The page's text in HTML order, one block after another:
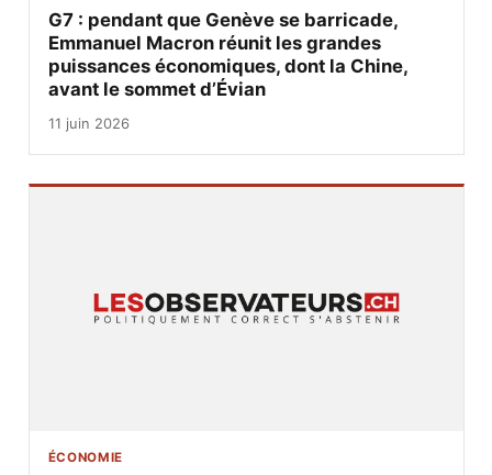
G7 : pendant que Genève se barricade,
Emmanuel Macron réunit les grandes
puissances économiques, dont la Chine,
avant le sommet d’Évian
11 juin 2026
ÉCONOMIE